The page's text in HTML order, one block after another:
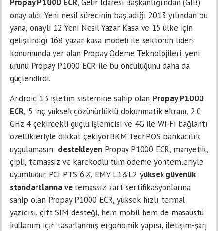
Propay P1000 ECR, Gelir İdaresi Başkanlığı’ndan (GİB)
onay aldı. Yeni nesil sürecinin başladığı 2013 yılından bu
yana, onaylı 12 Yeni Nesil Yazar Kasa ve 15 ülke için
geliştirdiği 168 yazar kasa modeli ile sektörün lideri
konumunda yer alan Propay Ödeme Teknolojileri, yeni
ürünü Propay P1000 ECR ile bu öncülüğünü daha da
güçlendirdi.
Android 13 işletim sistemine sahip olan Propay P1000
ECR, 5 inç yüksek çözünürlüklü dokunmatik ekranı, 2.0
GHz 4 çekirdekli güçlü işlemcisi ve 4G ile Wi-Fi bağlantı
özellikleriyle dikkat çekiyor.BKM TechPOS bankacılık
uygulamasını destekleyen Propay P1000 ECR, manyetik,
çipli, temassız ve karekodlu tüm ödeme yöntemleriyle
uyumludur. PCI PTS 6.X, EMV L1&L2 yüksek güvenlik
standartlarına ve temassız kart sertifikasyonlarına
sahip olan Propay P1000 ECR, yüksek hızlı termal
yazıcısı, çift SIM desteği, hem mobil hem de masaüstü
kullanım için tasarlanmış ergonomik yapısı, iletişim-şarj